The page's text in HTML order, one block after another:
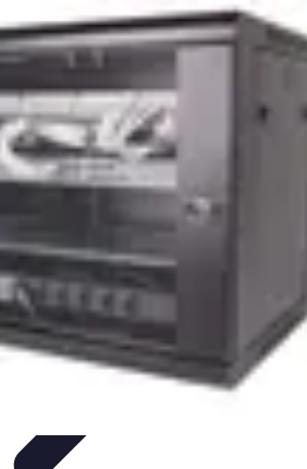
SerrureTechnologieSécurité des